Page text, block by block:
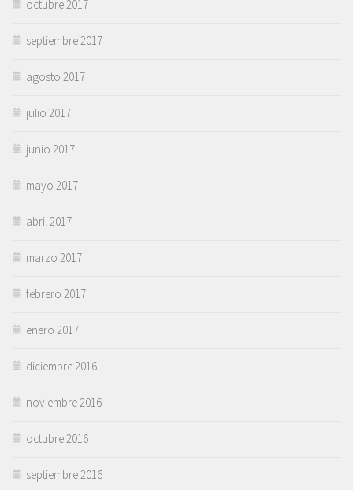
octubre 2017
septiembre 2017
agosto 2017
julio 2017
junio 2017
mayo 2017
abril 2017
marzo 2017
febrero 2017
enero 2017
diciembre 2016
noviembre 2016
octubre 2016
septiembre 2016